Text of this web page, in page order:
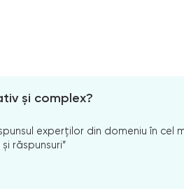
și complex?
experților din domeniu în cel
răspunsuri”